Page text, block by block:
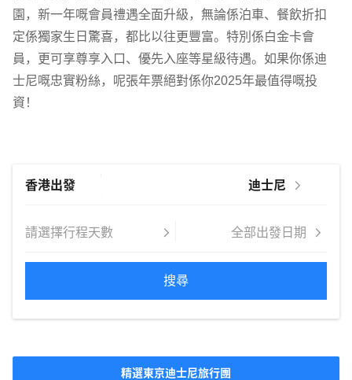
園，新一年嘅會員禮遇全面升級，無論係泊車、餐飲折扣
定係獨家生日驚喜，都比以往更豐富。特別係白金卡會
員，更可享尊享入口、優先入座等星級待遇。如果你係迪
士尼嘅忠實粉絲，呢張年票絕對係你2025年最值得嘅投
資！
搜尋
精選東京迪士尼旅行團